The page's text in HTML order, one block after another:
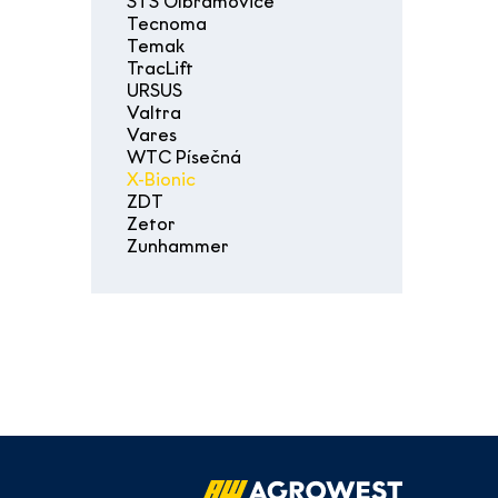
Tecnoma
Temak
TracLift
URSUS
Valtra
Vares
WTC Písečná
X-Bionic
ZDT
Zetor
Zunhammer